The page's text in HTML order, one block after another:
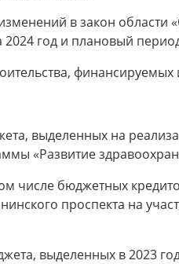
в закон
год и плановый
выделенных на
«Развитие
числе бюджетных
проспекта на
выделенных в 2023